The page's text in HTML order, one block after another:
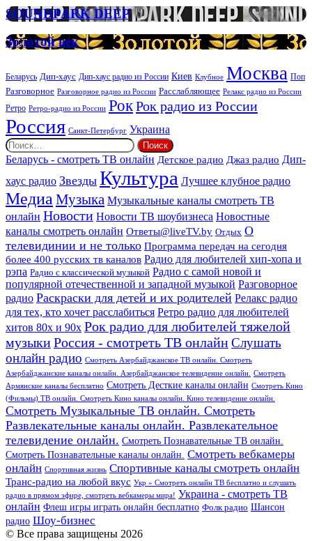
организации
ритуальных
SOUNDPARK
DEEP
SOUNDPARK DEEP
Золотой
век
Золотой век
Беларусь Дип-хаус Дип-хаус радио из России Киев Клубное Москва Поп
Разговорное Разговорное радио из России Расслабляющее Релакс радио из России
Ретро Ретро-радио из России РокРок радио из России
Россия Санкт-Петербург Украина
Найти:
Беларусь - смотреть ТВ онлайн Детское радио Джаз радио Дип-
хаус радио Звезды Культура Лучшее клубное радио
Медиа Музыка Музыкальные каналы смотреть ТВ
онлайн Новости Новости ТВ шоубизнеса Новостные
каналы смотреть онлайн Ответы@liveTV.by Отдых О
телевидинии и не только Программа передач на сегодня
более 400 русских тв каналов Радио для любителей хип-хопа и
рэпа Радио с классической музыкой Радио с самой новой и
популярной отечественной и западной музыкой Разговорное
радио Раскраски для детей и их родителей Релакс радио
для тех, кто хочет расслабиться Ретро радио для любителей
хитов 80х и 90х Рок радио для любителей тяжелой
музыкиРоссия - смотреть ТВ онлайнСлушать
онлайн радио Смотреть Азербайджанское ТВ онлайн. Смотреть
Азербайджанские каналы онлайн. Азербайджанское телевидение онлайн.
Смотреть
Армянские каналы бесплатно Смотреть Десткие каналы онлайн Смотреть Кино
(Фильмы) ТВ онлайн. Смотреть Кино каналы онлайн. Кино телевидение онлайн.
Смотреть Музыкальные ТВ онлайн. Смотреть
Развлекательные каналы онлайн. Развлекательное
телевидение онлайн. Смотреть Познавательные ТВ онлайн.
Смотреть Познавательные каналы онлайн. Смотреть вебкамеры
онлайн Спортивная жизнь Спортивные каналы смотреть онлайн
Транс-радио на любой вкус Укр » Смотреть онлайн ТВ бесплатно и слушать
радио в прямом эфире, смотреть вебкамеры мира! Украина - смотреть ТВ
онлайн Флеш игры играть онлайн бесплатно Фолк радио Шансон
радио Шоу-бизнес
© Все права защищены 2026